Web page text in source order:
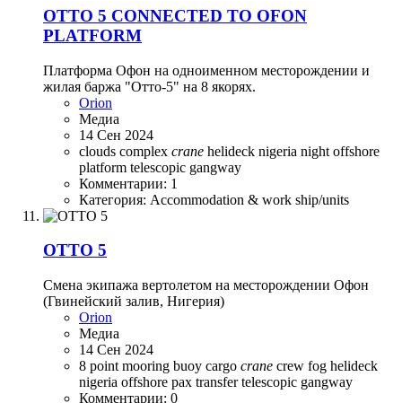
OTTO 5 CONNECTED TO OFON
PLATFORM
Платформа Офон на одноименном месторождении и
жилая баржа "Отто-5" на 8 якорях.
Orion
Медиа
14 Сен 2024
clouds complex crane helideck nigeria night offshore
platform telescopic gangway
Комментарии: 1
Категория: Accommodation & work ship/units
OTTO 5
Смена экипажа вертолетом на месторождении Офон
(Гвинейский залив, Нигерия)
Orion
Медиа
14 Сен 2024
8 point mooring buoy cargo crane crew fog helideck
nigeria offshore pax transfertelescopic gangway
Комментарии: 0